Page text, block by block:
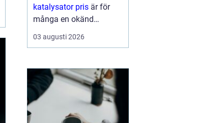
katalysator pris är för
många en okänd
möjlighet. De flesta
tänker på den som skrot
03 augusti 2026